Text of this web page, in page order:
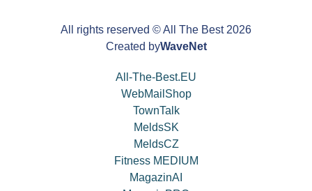
All rights reserved © All The Best2026
Created byWaveNet
All-The-Best.EU
WebMailShop
TownTalk
MeldsSK
MeldsCZ
Fitness MEDIUM
MagazinAI